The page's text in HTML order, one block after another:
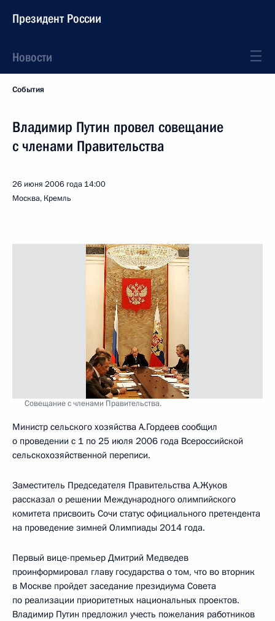
Президент России
Новости
События
Владимир Путин провел совещание
с членами Правительства
26 июня 2006 года 14:00
Москва, Кремль
Совещание с членами Правительства.
Министр сельского хозяйства А.Гордеев сообщил
о проведении с 1 по 25 июля 2006 года Всероссийской
сельскохозяйственной переписи.
Заместитель Председателя Правительства А.Жуков
рассказал о решении Международного олимпийского
комитета присвоить Сочи статус официального претендента
на проведение зимней Олимпиады 2014 года.
Первый вице-премьер Дмитрий Медведев
проинформировал главу государства о том, что во вторник
в Москве пройдет заседание президиума Совета
по реализации приоритетных национальных проектов.
Владимир Путин предложил учесть пожелания работников